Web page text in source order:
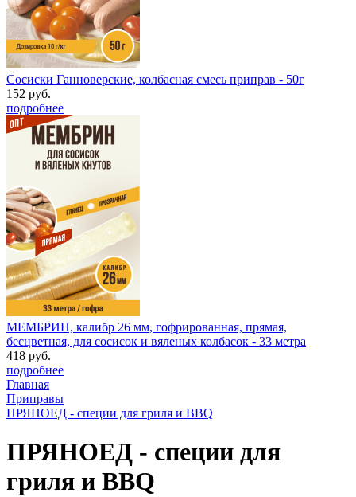
Сосиски Ганноверские, колбасная смесь приправ - 50г
152 руб.
подробнее
МЕМБРИН, калибр 26 мм, гофрированная, прямая,
бесцветная, для сосисок и вяленых колбасок - 33 метра
418 руб.
подробнее
Главная
Приправы
ПРЯНОЕД - специи для гриля и BBQ
ПРЯНОЕД - специи для
гриля и BBQ